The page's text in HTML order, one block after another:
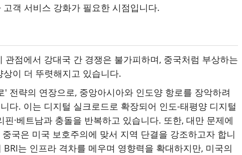
객 서비스 강화가 필요한 시점입니다.
점에서 강대국 간 경쟁은 불가피하며, 중국처럼 부상하는
이 더 뚜렷해지고 있습니다.
전략의 연장으로, 중앙아시아와 인도양 항로를 장악하려
다. 이는 디지털 실크로드로 확장되어 인도-태평양 디지털
·베트남과 충돌을 반복하고 있습니다. 또한, 대만 문제에
국은 미국 보호주의에 맞서 지역 단결을 강조하고자 합니
는 인프라 격차를 메우며 영향력을 확대하지만, 미국의